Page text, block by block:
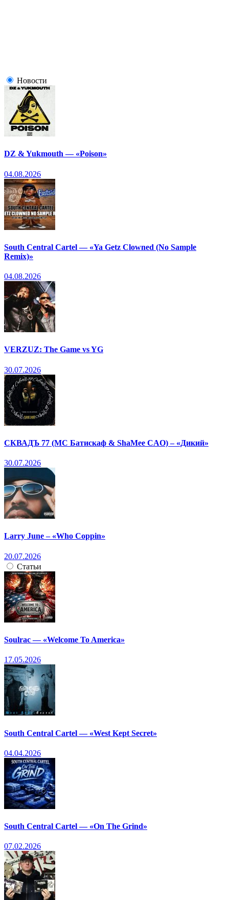
Новости
DZ & Yukmouth — «Poison»
04.08.2026
South Central Cartel — «Ya Getz Clowned (No Sample
Remix)»
04.08.2026
VERZUZ: The Game vs YG
30.07.2026
СКВАДЪ 77 (МС Батискаф & ShaMee CAO) – «Дикий»
30.07.2026
Larry June – «Who Coppin»
20.07.2026
Статьи
Soulrac — «Welcome To America»
17.05.2026
South Central Cartel — «West Kept Secret»
04.04.2026
South Central Cartel — «On The Grind»
07.02.2026